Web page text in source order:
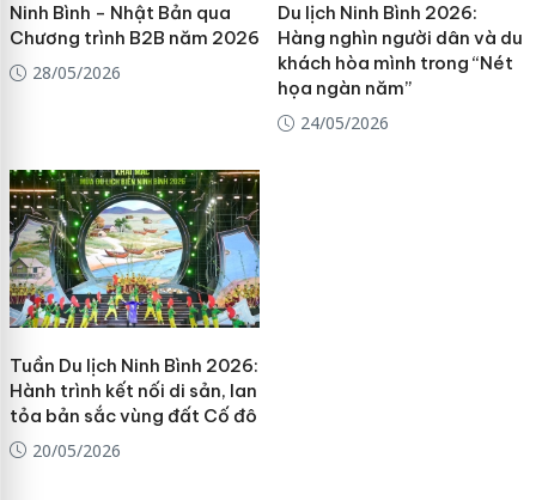
Ninh Bình - Nhật Bản qua
Chương trình B2B năm 2026
28/05/2026
Du lịch Ninh Bình 2026:
Hàng nghìn người dân và du
khách hòa mình trong “Nét
họa ngàn năm”
24/05/2026
Tuần Du lịch Ninh Bình 2026:
Hành trình kết nối di sản, lan
tỏa bản sắc vùng đất Cố đô
20/05/2026